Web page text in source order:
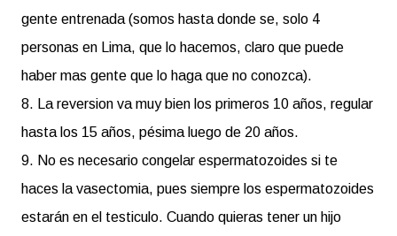
gente entrenada (somos hasta donde se, solo 4
personas en Lima, que lo hacemos, claro que puede
haber mas gente que lo haga que no conozca).
8. La reversion va muy bien los primeros 10 años, regular
hasta los 15 años, pésima luego de 20 años.
9. No es necesario congelar espermatozoides si te
haces la vasectomia, pues siempre los espermatozoides
estarán en el testiculo. Cuando quieras tener un hijo